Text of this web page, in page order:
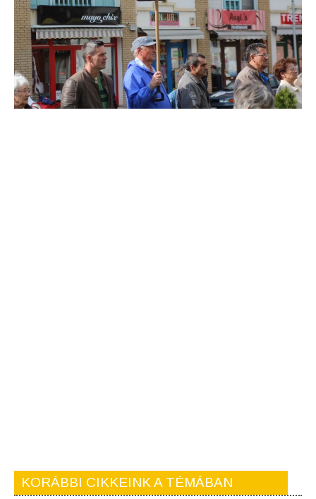
KORÁBBI CIKKEINK A TÉMÁBAN